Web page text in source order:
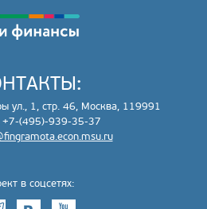
ул., 1, стр. 46, Москва, 119991
+7-(495)-939-35-37
в соцсетях: